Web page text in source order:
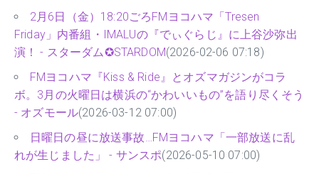
2月6日（金）18:20ごろFMヨコハマ「Tresen
Friday」内番組・IMALUの『でぃぐらじ』に上谷沙弥出
演！ - スターダム✪STARDOM(2026-02-06 07:18)
FMヨコハマ『Kiss & Ride』とオズマガジンがコラ
ボ。3月の火曜日は横浜の“かわいいもの”を語り尽くそう
- オズモール(2026-03-12 07:00)
日曜日の昼に放送事故…FMヨコハマ「一部放送に乱
れが生じました」 - サンスポ(2026-05-10 07:00)